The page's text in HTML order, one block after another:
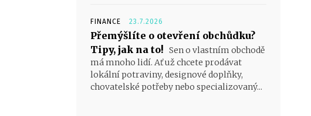
FINANCE 23.7.2026
Přemýšlíte o otevření obchůdku?
Tipy, jak na to! Sen o vlastním obchodě
má mnoho lidí. Ať už chcete prodávat
lokální potraviny, designové doplňky,
chovatelské potřeby nebo specializovaný...